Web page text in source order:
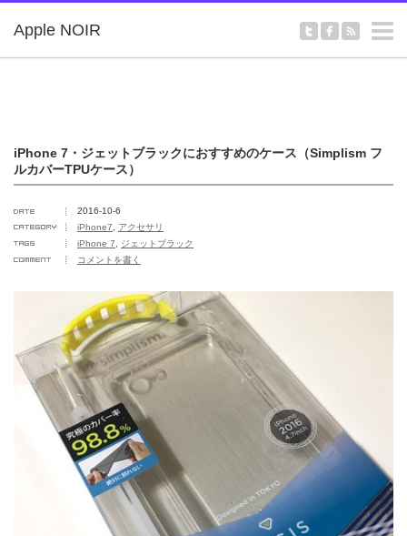
Apple NOIR
iPhone 7・ジェットブラックにおすすめのケース（Simplism フ
ルカバーTPUケース）
2016-10-6
iPhone7
アクセサリ
iPhone 7
ジェットブラック
コメントを書く